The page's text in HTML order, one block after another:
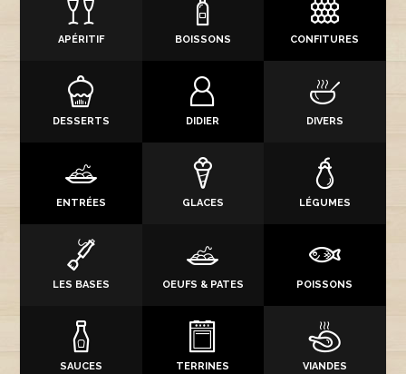
APÉRITIF BOISSONS CONFITURES
DESSERTS DIDIER DIVERS
ENTRÉES GLACES LÉGUMES
LES BASES OEUFS & PATES POISSONS
SAUCES TERRINES VIANDES